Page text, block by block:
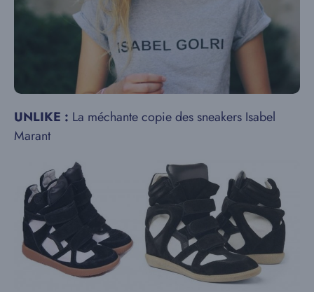
UNLIKE : La méchante copie des sneakers Isabel
Marant